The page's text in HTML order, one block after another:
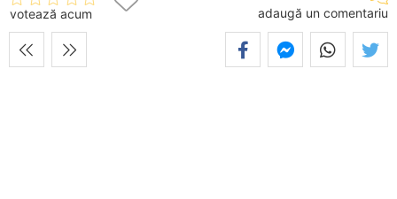
votează acum adaugă un comentariu